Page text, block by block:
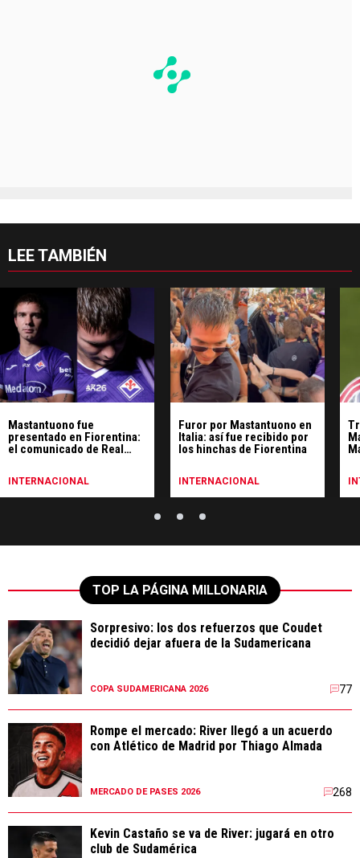
LEE TAMBIÉN
Mastantuono fue
presentado en Fiorentina:
el comunicado de Real
INTERNACIONAL
Furor por Mastantuono en
Italia: así fue recibido por
los hinchas de Fiorentina
INTERNACIONAL
TOP LA PÁGINA MILLONARIA
Sorpresivo: los dos refuerzos que Coudet
decidió dejar afuera de la Sudamericana
COPA SUDAMERICANA 2026 77
Rompe el mercado: River llegó a un acuerdo
con Atlético de Madrid por Thiago Almada
MERCADO DE PASES 2026 268
Kevin Castaño se va de River: jugará en otro
club de Sudamérica